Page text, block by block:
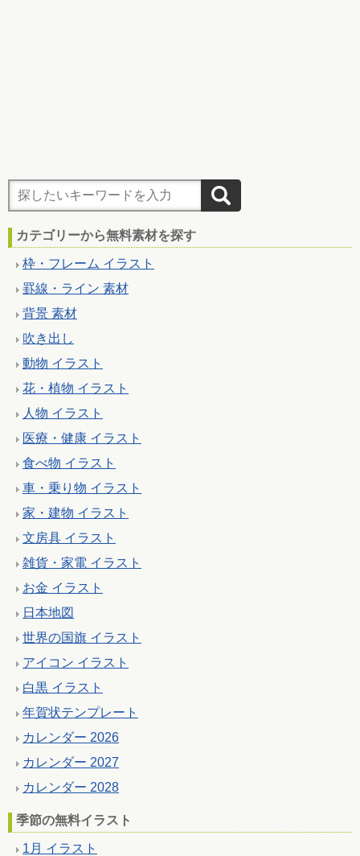
カテゴリーから無料素材を探す
枠・フレーム イラスト
罫線・ライン 素材
背景 素材
吹き出し
動物 イラスト
花・植物 イラスト
人物 イラスト
医療・健康 イラスト
食べ物 イラスト
車・乗り物 イラスト
家・建物 イラスト
文房具 イラスト
雑貨・家電 イラスト
お金 イラスト
日本地図
世界の国旗 イラスト
アイコン イラスト
白黒 イラスト
年賀状テンプレート
カレンダー 2026
カレンダー 2027
カレンダー 2028
季節の無料イラスト
1月 イラスト